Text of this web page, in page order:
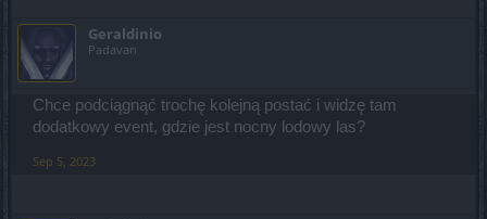
Geraldinio
Padavan
Chce podciągnąć trochę kolejną postać i widzę tam
dodatkowy event, gdzie jest nocny lodowy las?
Sep 5, 2023